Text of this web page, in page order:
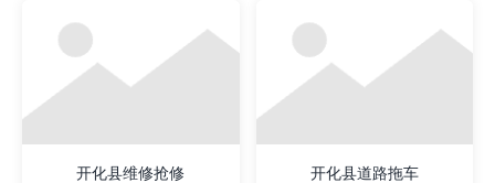
开化县维修抢修 开化县道路拖车